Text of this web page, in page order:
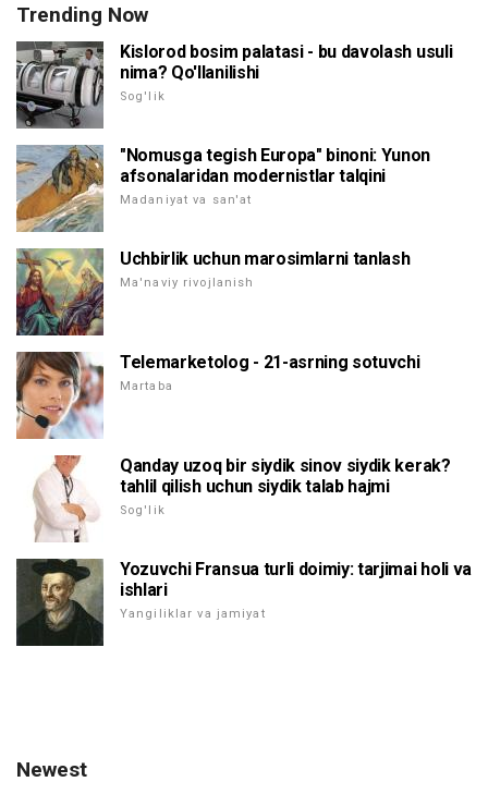
Trending Now
Kislorod bosim palatasi - bu davolash usuli
nima? Qo'llanilishi
Sog'lik
"Nomusga tegish Europa" binoni: Yunon
afsonalaridan modernistlar talqini
Madaniyat va san'at
Uchbirlik uchun marosimlarni tanlash
Ma'naviy rivojlanish
Telemarketolog - 21-asrning sotuvchi
Martaba
Qanday uzoq bir siydik sinov siydik kerak?
tahlil qilish uchun siydik talab hajmi
Sog'lik
Yozuvchi Fransua turli doimiy: tarjimai holi va
ishlari
Yangiliklar va jamiyat
Newest